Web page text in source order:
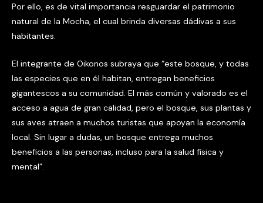
Por ello, es de vital importancia resguardar el patrimonio
natural de la Mocha, el cual brinda diversas dádivas a sus
habitantes.
El integrante de Oikonos subraya que “este bosque, y todas
las especies que en él habitan, entregan beneficios
gigantescos a su comunidad. El más común y valorado es el
acceso a agua de gran calidad, pero el bosque, sus plantas y
sus aves atraen a muchos turistas que apoyan la economía
local. Sin lugar a dudas, un bosque entrega muchos
beneficios a las personas, incluso para la salud física y
mental”.